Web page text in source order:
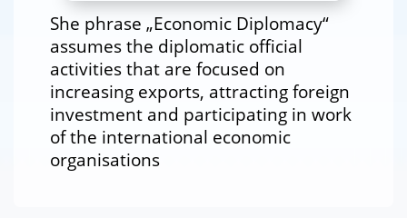
She phrase „Economic Diplomacy“
assumes the diplomatic official
activities that are focused on
increasing exports, attracting foreign
investment and participating in work
of the international economic
organisations